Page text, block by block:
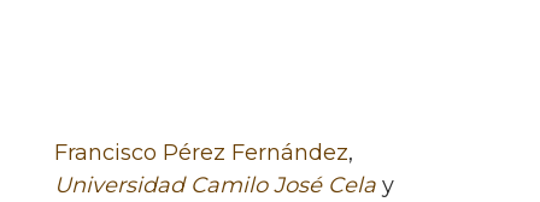
Francisco Pérez Fernández,
Universidad Camilo José Cela y